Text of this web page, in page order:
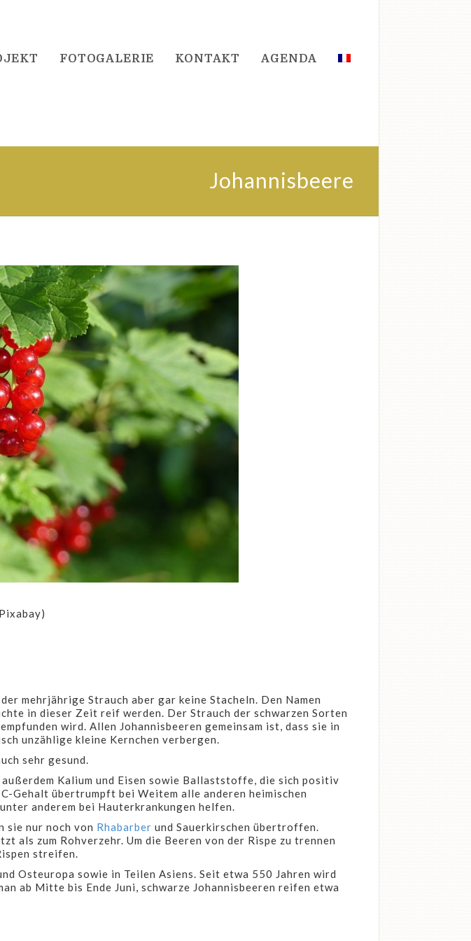
FOTOGALERIE KONTAKT AGENDA
Johannisbeere
mehrjährige Strauch aber gar keine Stacheln. Den Namen
in dieser Zeit reif werden. Der Strauch der schwarzen Sorten
wird. Allen Johannisbeeren gemeinsam ist, dass sie in
unzählige kleine Kernchen verbergen.
sehr gesund.
Kalium und Eisen sowie Ballaststoffe, die sich positiv
Gehalt übertrumpft bei Weitem alle anderen heimischen
anderem bei Hauterkrankungen helfen.
sie nur noch von Rhabarber und Sauerkirschen übertroffen.
als zum Rohverzehr. Um die Beeren von der Rispe zu trennen
streifen.
Osteuropa sowie in Teilen Asiens. Seit etwa 550 Jahren wird
ab Mitte bis Ende Juni, schwarze Johannisbeeren reifen etwa